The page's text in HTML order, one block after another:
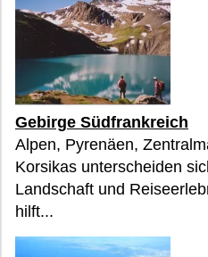
Gebirge Südfrankreich
Alpen, Pyrenäen,
Korsikas unterscheiden
Landschaft und
hilft...